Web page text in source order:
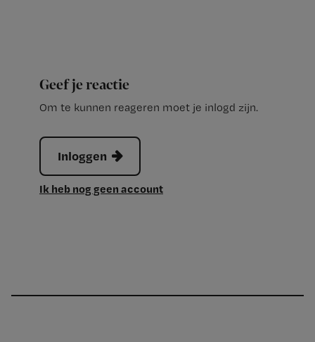
Geef je reactie
Om te kunnen reageren moet je inlogd zijn.
Inloggen
Ik heb nog geen account